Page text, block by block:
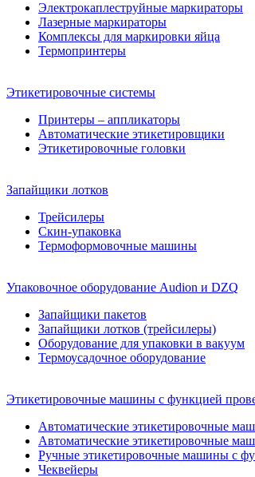
Электрокаплеструйные маркираторы
Лазерные маркираторы
Комплексы для маркировки яйца
Термопринтеры
Этикетировочные системы
Принтеры – аппликаторы
Автоматические этикетировщики
Этикетировочные головки
Запайщики лотков
Трейсилеры
Скин-упаковка
Термоформовочные машины
Упаковочное оборудование Audion и DZQ
Запайщики пакетов
Запайщики лотков (трейсилеры)
Оборудование для упаковки в вакуум
Термоусадочное оборудование
Этикетировочные машины с функцией
Автоматические этикетировочные
Автоматические этикетировочные
Ручные этикетировочные машины с
Чеквейеры